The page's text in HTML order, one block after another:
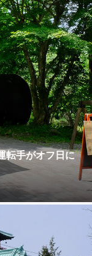
転手がオフ日に